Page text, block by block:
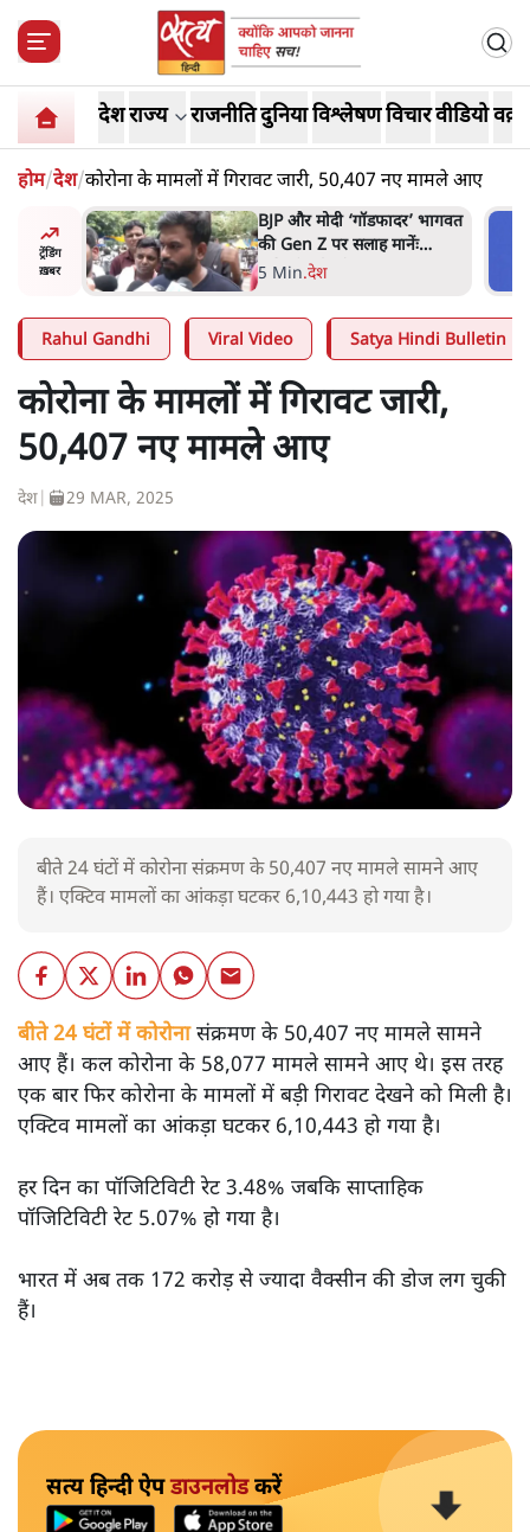
देशराज्य राजनीतिदुनियाविश्लेषणविचारवीडियो
होम/देश/कोरोना के मामलों में गिरावट जारी, 50,407 नए मामले आए
ट्रेंडिंग
ख़बर
भागवत
मार्क ज़करबर्ग का माफीनामाः ये
बहुत अंदर की बात है
9 Min.विश्लेषण
Rahul Gandhi Viral Video Satya Hindi Bulletin
कोरोना के मामलों में गिरावट जारी,
50,407 नए मामले आए
देश 29 MAR, 2025
बीते 24 घंटों में कोरोना संक्रमण के 50,407 नए मामले सामने आए
हैं। एक्टिव मामलों का आंकड़ा घटकर 6,10,443 हो गया है।
बीते 24 घंटों में कोरोना संक्रमण के 50,407 नए मामले सामने
आए हैं। कल कोरोना के 58,077 मामले सामने आए थे। इस तरह
एक बार फिर कोरोना के मामलों में बड़ी गिरावट देखने को मिली है।
एक्टिव मामलों का आंकड़ा घटकर 6,10,443 हो गया है।
हर दिन का पॉजिटिविटी रेट 3.48% जबकि साप्ताहिक
पॉजिटिविटी रेट 5.07% हो गया है।
भारत में अब तक 172 करोड़ से ज्यादा वैक्सीन की डोज लग चुकी
हैं।
सत्य हिन्दी ऐपडाउनलोडकरें